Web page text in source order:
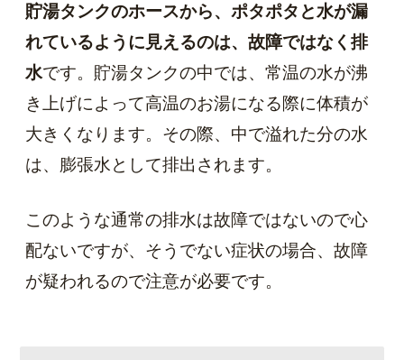
貯湯タンクのホースから、ポタポタと水が漏
れているように見えるのは、故障ではなく排
水です。貯湯タンクの中では、常温の水が沸
き上げによって高温のお湯になる際に体積が
大きくなります。その際、中で溢れた分の水
は、膨張水として排出されます。
このような通常の排水は故障ではないので心
配ないですが、そうでない症状の場合、故障
が疑われるので注意が必要です。